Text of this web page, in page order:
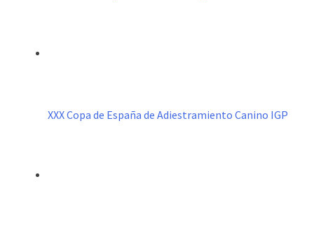
XXX Copa de España de Adiestramiento Canino IGP